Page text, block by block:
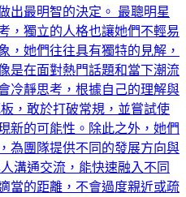
出最明智的決定。 最聰明星
，獨立的人格也讓她們不輕易
，她們往往具有獨特的見解，
是在面對熱門話題和當下潮流
冷靜思考，根據自己的理解與
，敢於打破常規，並嘗試使
新的可能性。除此之外，她們
為團隊提供不同的發展方向與
溝通交流，能快速融入不同
當的距離，不會過度親近或疏